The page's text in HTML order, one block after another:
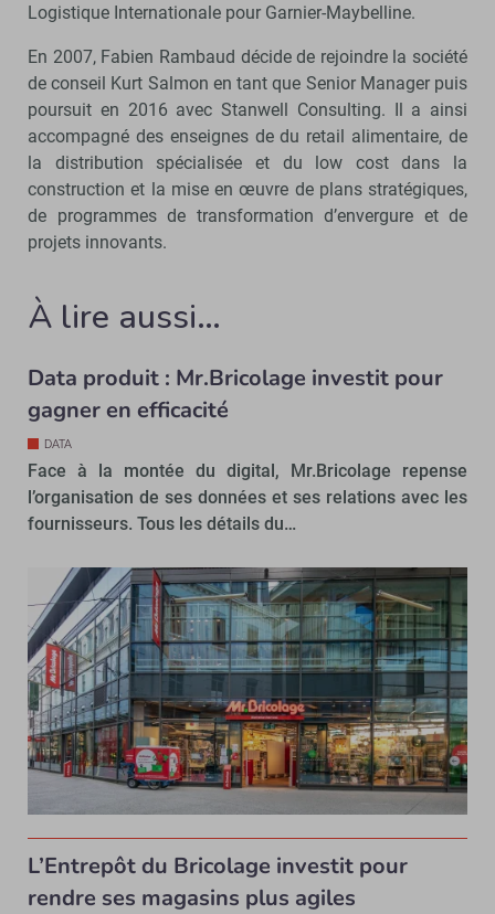
Logistique Internationale pour Garnier-Maybelline.
En 2007, Fabien Rambaud décide de rejoindre la société
de conseil Kurt Salmon en tant que Senior Manager puis
poursuit en 2016 avec Stanwell Consulting. Il a ainsi
accompagné des enseignes de du retail alimentaire, de
la distribution spécialisée et du low cost dans la
construction et la mise en œuvre de plans stratégiques,
de programmes de transformation d’envergure et de
projets innovants.
À lire aussi…
Data produit : Mr.Bricolage investit pour
gagner en efficacité
DATA
Face à la montée du digital, Mr.Bricolage repense
l’organisation de ses données et ses relations avec les
fournisseurs. Tous les détails du…
L’Entrepôt du Bricolage investit pour
rendre ses magasins plus agiles